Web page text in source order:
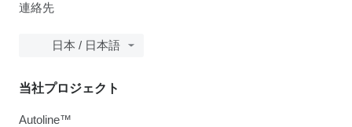
連絡先
日本 / 日本語
当社プロジェクト
Autoline™